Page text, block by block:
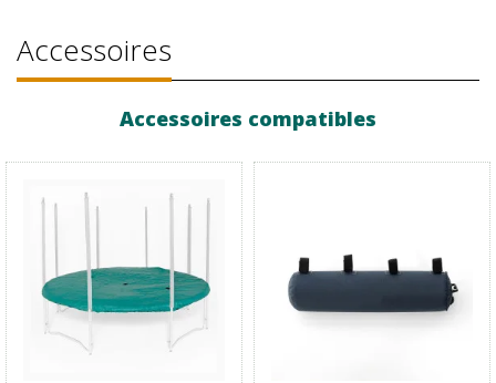
Accessoires
Accessoires compatibles